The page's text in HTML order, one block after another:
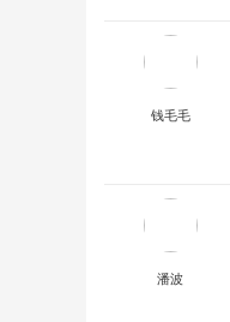
钱毛毛
潘波